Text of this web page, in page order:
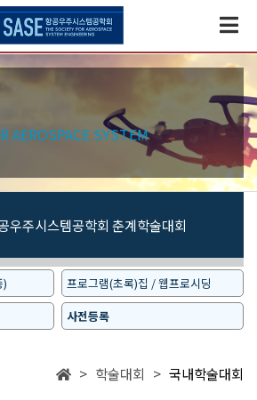
AEROSPACE SYSTEM
우주시스템공학회 춘계학술대회
)
프로그램(초록)집 / 웹프로시딩
사전등록
> 학술대회 > 국내학술대회